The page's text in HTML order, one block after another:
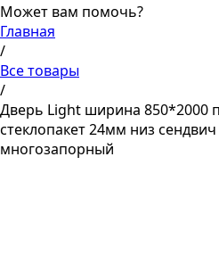
Может вам помочь?
Главная
/
Все товары
/
Дверь Light ширина 850*2000
стеклопакет 24мм низ
многозапорный